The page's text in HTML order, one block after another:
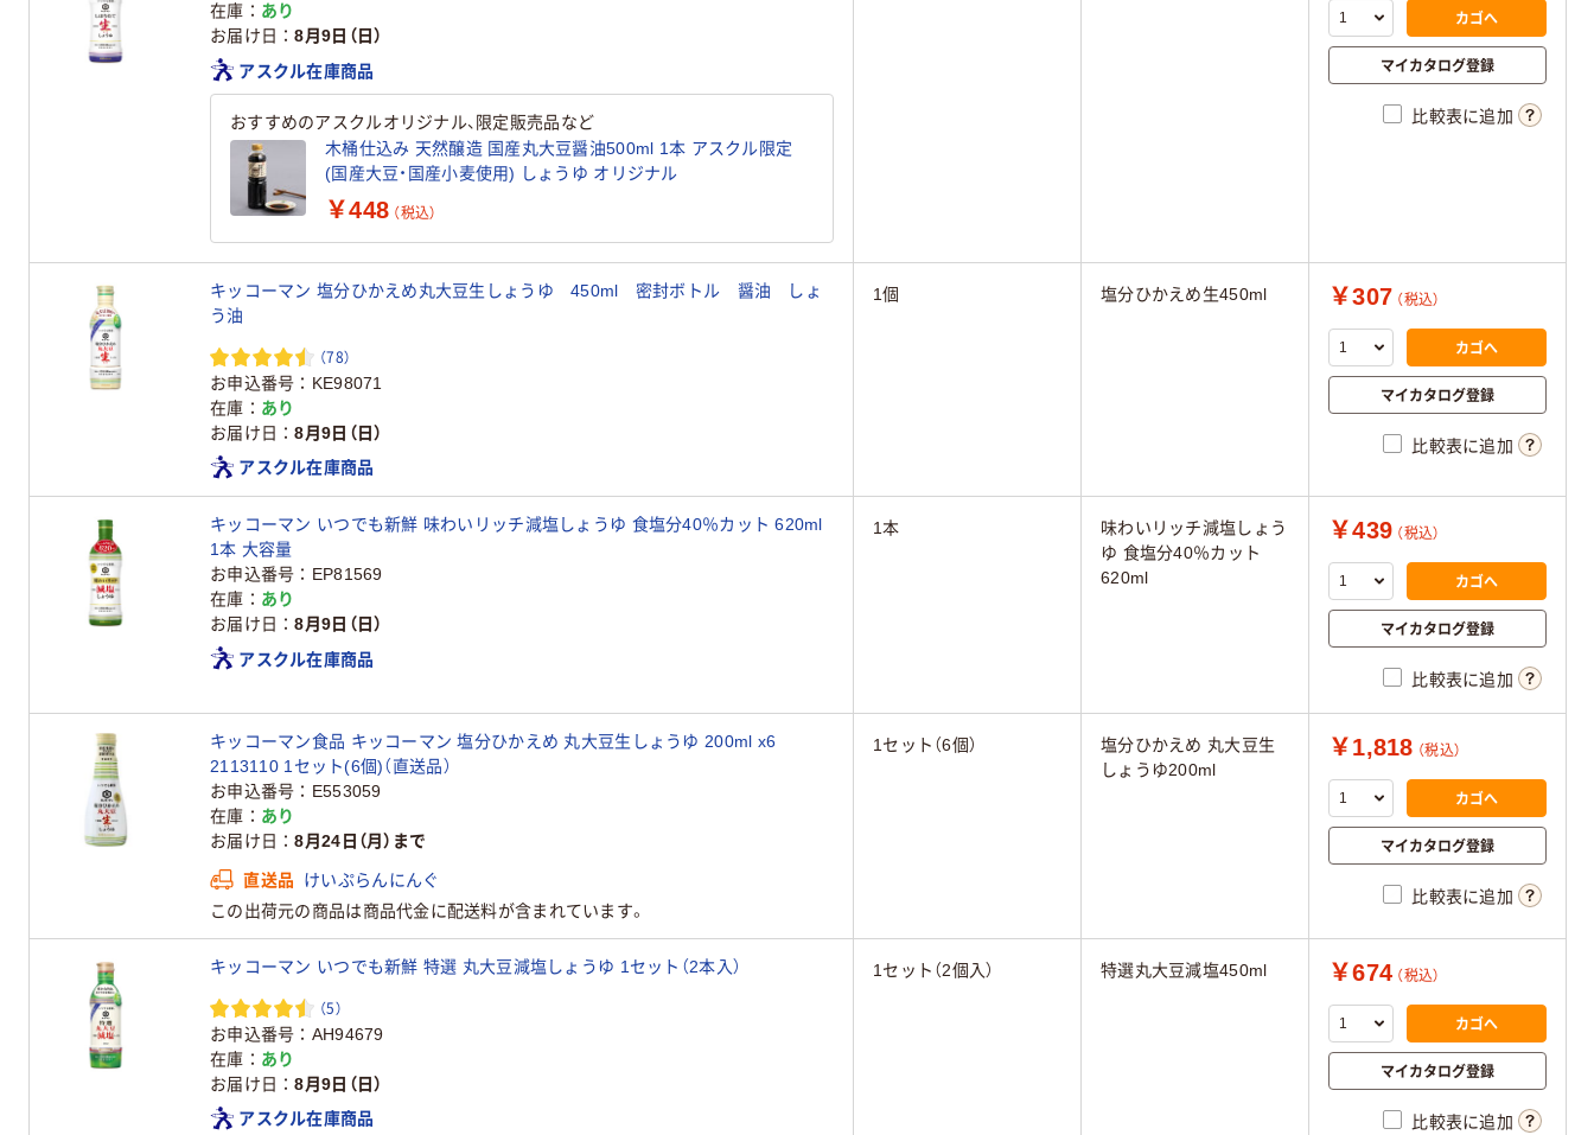
在庫
あり
お届け日
8月9日（日）
アスクル在庫商品
おすすめのアスクルオリジナル、限定販売品など
木桶仕込み 天然醸造 国産丸大豆醤油500ml 1本 アスクル限定
(国産大豆・国産小麦使用) しょうゆ オリジナル
￥448 （税込）
カゴへ
マイカタログ登録
比較表に追加
キッコーマン 塩分ひかえめ丸大豆生しょうゆ 450ml 密封ボトル 醤油 しょ
う油
（78）
お申込番号
KE98071
在庫
あり
お届け日
8月9日（日）
アスクル在庫商品
1個 塩分ひかえめ生450ml ￥307 （税込）
カゴへ
マイカタログ登録
比較表に追加
キッコーマン いつでも新鮮 味わいリッチ減塩しょうゆ 食塩分40％カット 620ml
1本 大容量
お申込番号
EP81569
在庫
あり
お届け日
8月9日（日）
アスクル在庫商品
1本
味わいリッチ減塩しょう
ゆ 食塩分40％カット
620ml
￥439 （税込）
カゴへ
マイカタログ登録
比較表に追加
キッコーマン食品 キッコーマン 塩分ひかえめ 丸大豆生しょうゆ 200ml x6
2113110 1セット(6個)（直送品）
お申込番号
E553059
在庫
あり
お届け日
8月24日（月）まで
直送品
けいぷらんにんぐ
この出荷元の商品は商品代金に配送料が含まれています。
1セット（6個）
塩分ひかえめ 丸大豆生
しょうゆ200ml
￥1,818 （税込）
カゴへ
マイカタログ登録
比較表に追加
キッコーマン いつでも新鮮 特選 丸大豆減塩しょうゆ 1セット（2本入）
（5）
お申込番号
AH94679
在庫
あり
お届け日
8月9日（日）
アスクル在庫商品
1セット（2個入） 特選丸大豆減塩450ml ￥674 （税込）
カゴへ
マイカタログ登録
比較表に追加